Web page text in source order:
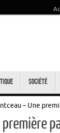
Société
– Une
première